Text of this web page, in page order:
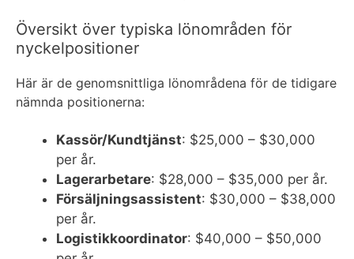
Översikt över typiska lönområden för
nyckelpositioner
Här är de genomsnittliga lönområdena för de tidigare
nämnda positionerna:
Kassör/Kundtjänst: $25,000 – $30,000
per år.
Lagerarbetare: $28,000 – $35,000 per år.
Försäljningsassistent: $30,000 – $38,000
per år.
Logistikkoordinator: $40,000 – $50,000